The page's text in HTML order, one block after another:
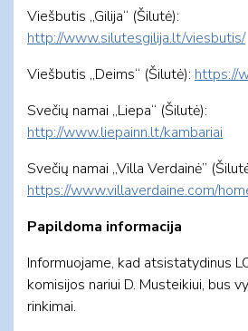
Viešbutis „Gilija“ (Šilutė):
http://www.silutesgilija.lt/viesbutis/
Viešbutis „Deims“ (Šilutė): https://
Svečių namai „Liepa“ (Šilutė):
http://www.liepainn.lt/kambariai
Svečių namai ,,Villa Verdainė”
https://www.villaverdaine.com/
Papildoma informacija
Informuojame, kad atsistatydinus
komisijos nariui D. Musteikiui, bus
rinkimai.